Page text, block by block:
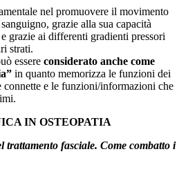
nel promuovere il movimento
grazie alla sua capacità
grazie ai differenti gradienti pressori
strati.
essere considerato anche come
in quanto memorizza le funzioni dei
connette e le funzioni/informazioni che
IN OSTEOPATIA
trattamento fasciale. Come combatto i